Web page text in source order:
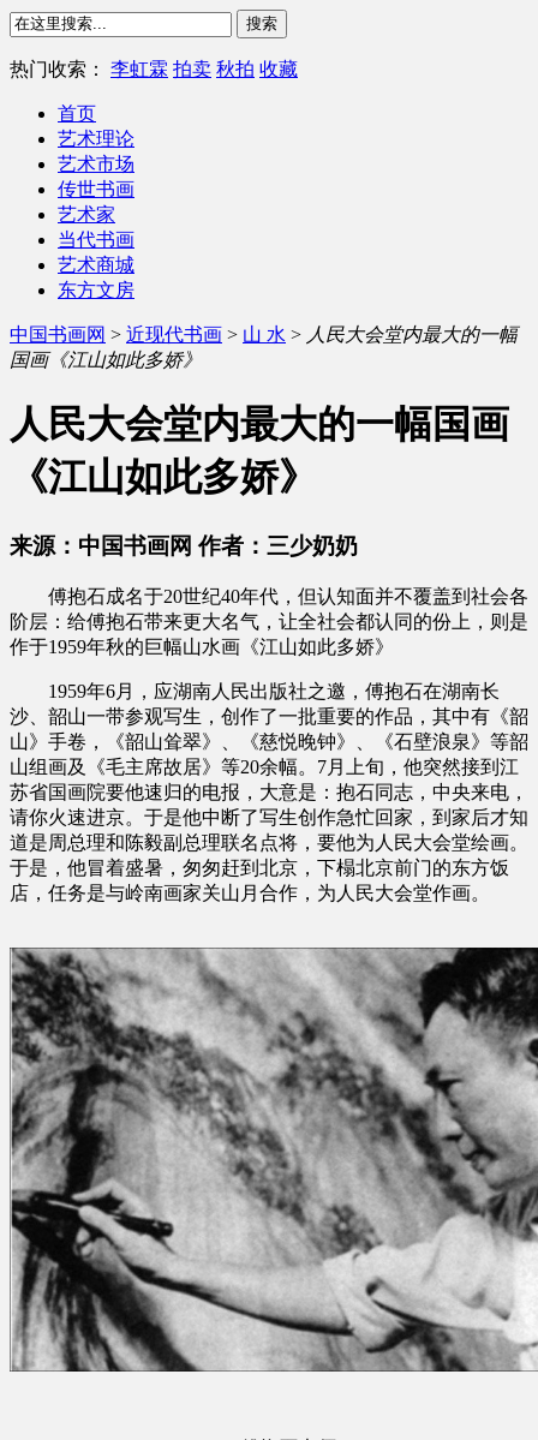
热门收索： 李虹霖 拍卖 秋拍 收藏
首页
艺术理论
艺术市场
传世书画
艺术家
当代书画
艺术商城
东方文房
中国书画网 > 近现代书画 > 山 水 > 人民大会堂内最大的一幅
国画《江山如此多娇》
人民大会堂内最大的一幅国画
《江山如此多娇》
来源：中国书画网 作者：三少奶奶
傅抱石成名于20世纪40年代，但认知面并不覆盖到社会各
阶层：给傅抱石带来更大名气，让全社会都认同的份上，则是
作于1959年秋的巨幅山水画《江山如此多娇》
1959年6月，应湖南人民出版社之邀，傅抱石在湖南长
沙、韶山一带参观写生，创作了一批重要的作品，其中有《韶
山》手卷，《韶山耸翠》、《慈悦晚钟》、《石壁浪泉》等韶
山组画及《毛主席故居》等20余幅。7月上旬，他突然接到江
苏省国画院要他速归的电报，大意是：抱石同志，中央来电，
请你火速进京。于是他中断了写生创作急忙回家，到家后才知
道是周总理和陈毅副总理联名点将，要他为人民大会堂绘画。
于是，他冒着盛暑，匆匆赶到北京，下榻北京前门的东方饭
店，任务是与岭南画家关山月合作，为人民大会堂作画。